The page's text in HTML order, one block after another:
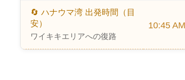
🔄 ハナウマ湾 出発時間（目
安）
ワイキキエリアへの復路
10:45 AM